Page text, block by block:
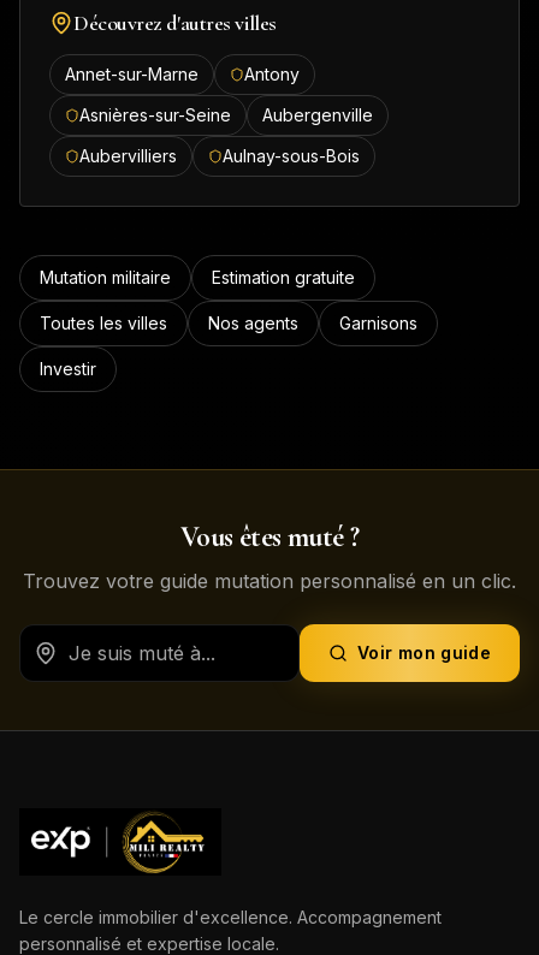
Découvrez d'autres villes
Annet-sur-Marne
Antony
Asnières-sur-Seine
Aubergenville
Aubervilliers
Aulnay-sous-Bois
Mutation militaire Estimation gratuite
Toutes les villes Nos agents Garnisons
Investir
Vous êtes muté ?
Trouvez votre guide mutation personnalisé en un clic.
Voir mon guide
Le cercle immobilier d'excellence. Accompagnement
personnalisé et expertise locale.